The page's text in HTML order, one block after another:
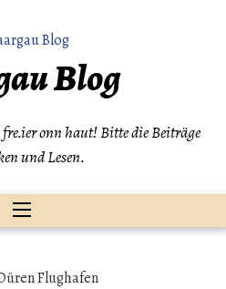
Blog
onn haut! Bitte die Beiträge
und Lesen.
Flughafen